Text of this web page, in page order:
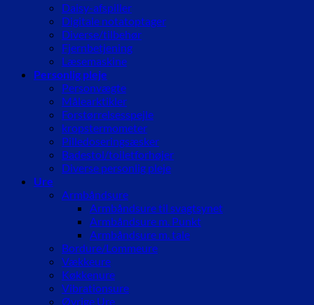
Daisy-afspiller
Digitale notatoptager
Diverse/tilbehør
Fjernbetjening
Læsemaskine
Personlig pleje
Personvægte
Målearktikler
Forstørrelsesspejle
kropstermometer
Pilledoseringsæsker
Badestol/toiletforhøjer
Diverse personlig pleje
Ure
Armbåndsure
Armbåndsure til svagtsynet
Armbåndsure m. Punkt
Armbåndsure m. tale
Bordure/Lommeure
Vækkeure
Køkkenure
Vibrationsure
Øvrige Ure